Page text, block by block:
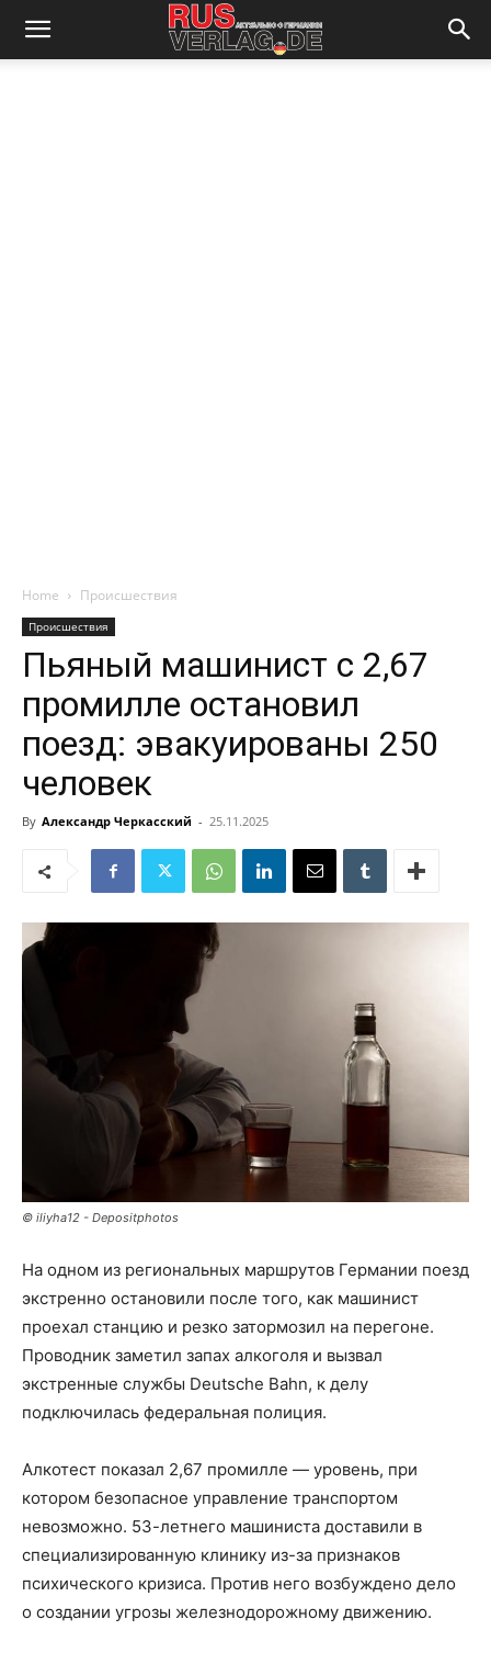
Home Происшествия
Происшествия
Пьяный машинист с 2,67
промилле остановил
поезд: эвакуированы 250
человек
By Александр Черкасский - 25.11.2025
© iliyha12 - Depositphotos
На одном из региональных маршрутов Германии поезд
экстренно остановили после того, как машинист
проехал станцию и резко затормозил на перегоне.
Проводник заметил запах алкоголя и вызвал
экстренные службы Deutsche Bahn, к делу
подключилась федеральная полиция.
Алкотест показал 2,67 промилле — уровень, при
котором безопасное управление транспортом
невозможно. 53-летнего машиниста доставили в
специализированную клинику из-за признаков
психического кризиса. Против него возбуждено дело
о создании угрозы железнодорожному движению.